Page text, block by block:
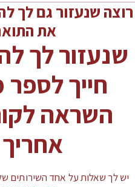
רוצה שנעזור גם לך
את
שנעזור לך
חייך
השראה
יש לך שאלות על אחד השירותים